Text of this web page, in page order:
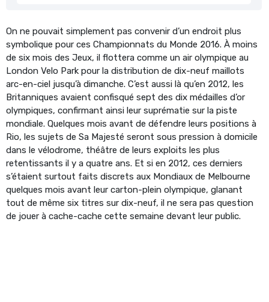
On ne pouvait simplement pas convenir d’un endroit plus
symbolique pour ces Championnats du Monde 2016. À moins
de six mois des Jeux, il flottera comme un air olympique au
London Velo Park pour la distribution de dix-neuf maillots
arc-en-ciel jusqu’à dimanche. C’est aussi là qu’en 2012, les
Britanniques avaient confisqué sept des dix médailles d’or
olympiques, confirmant ainsi leur suprématie sur la piste
mondiale. Quelques mois avant de défendre leurs positions à
Rio, les sujets de Sa Majesté seront sous pression à domicile
dans le vélodrome, théâtre de leurs exploits les plus
retentissants il y a quatre ans. Et si en 2012, ces derniers
s’étaient surtout faits discrets aux Mondiaux de Melbourne
quelques mois avant leur carton-plein olympique, glanant
tout de même six titres sur dix-neuf, il ne sera pas question
de jouer à cache-cache cette semaine devant leur public.